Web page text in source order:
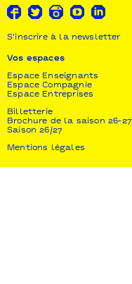
S'inscrire à la newsletter
Vos espaces
Espace Enseignants
Espace Compagnie
Espace Entreprises
Billetterie
Brochure de la saison 26-27
Saison 26/27
Mentions légales